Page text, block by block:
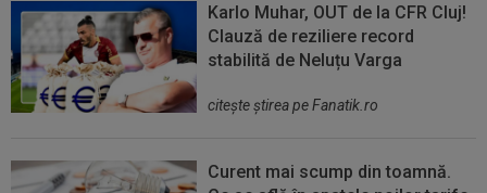
Karlo Muhar, OUT de la CFR Cluj!
Clauză de reziliere record
stabilită de Neluțu Varga
citeşte ştirea pe Fanatik.ro
Curent mai scump din toamnă.